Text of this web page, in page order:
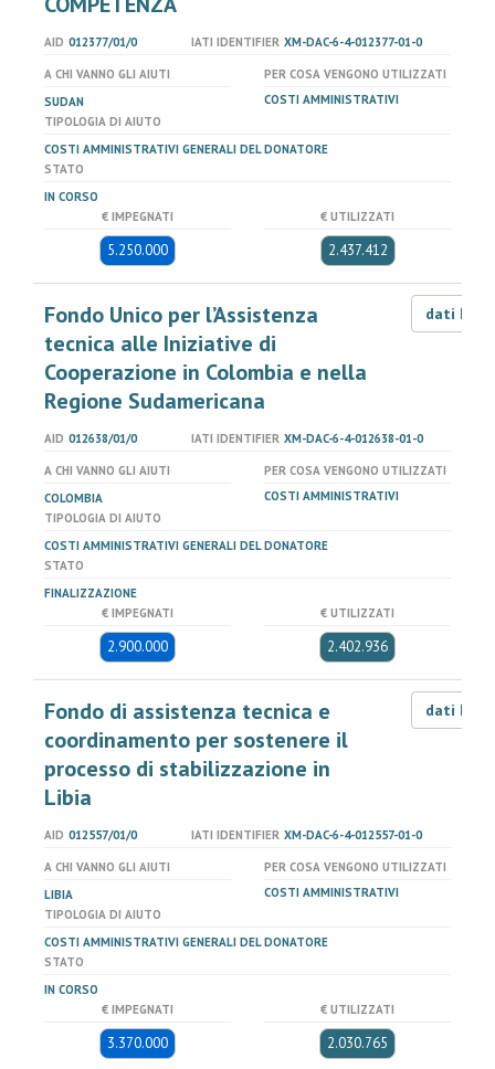
AID 012377/01/0 IATI IDENTIFIER XM-DAC-6-4-012377-01-0
A CHI VANNO GLI AIUTI
SUDAN
PER COSA VENGONO UTILIZZATI
COSTI AMMINISTRATIVI
TIPOLOGIA DI AIUTO
COSTI AMMINISTRATIVI GENERALI DEL DONATORE
STATO
IN CORSO
€ IMPEGNATI
5.250.000
€ UTILIZZATI
2.437.412
Fondo Unico per l’Assistenza
tecnica alle Iniziative di
Cooperazione in Colombia e nella
Regione Sudamericana
dati LOD
AID 012638/01/0 IATI IDENTIFIER XM-DAC-6-4-012638-01-0
A CHI VANNO GLI AIUTI
COLOMBIA
PER COSA VENGONO UTILIZZATI
COSTI AMMINISTRATIVI
TIPOLOGIA DI AIUTO
COSTI AMMINISTRATIVI GENERALI DEL DONATORE
STATO
FINALIZZAZIONE
€ IMPEGNATI
2.900.000
€ UTILIZZATI
2.402.936
Fondo di assistenza tecnica e
coordinamento per sostenere il
processo di stabilizzazione in
Libia
dati LOD
AID 012557/01/0 IATI IDENTIFIER XM-DAC-6-4-012557-01-0
A CHI VANNO GLI AIUTI
LIBIA
PER COSA VENGONO UTILIZZATI
COSTI AMMINISTRATIVI
TIPOLOGIA DI AIUTO
COSTI AMMINISTRATIVI GENERALI DEL DONATORE
STATO
IN CORSO
€ IMPEGNATI
3.370.000
€ UTILIZZATI
2.030.765